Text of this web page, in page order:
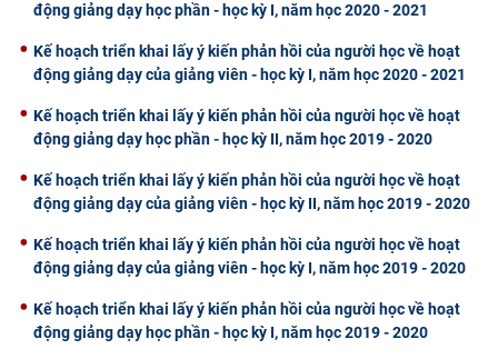
động giảng dạy học phần - học kỳ I, năm học 2020 - 2021
Kế hoạch triển khai lấy ý kiến phản hồi của người học về hoạt
động giảng dạy của giảng viên - học kỳ I, năm học 2020 - 2021
Kế hoạch triển khai lấy ý kiến phản hồi của người học về hoạt
động giảng dạy học phần - học kỳ II, năm học 2019 - 2020
Kế hoạch triển khai lấy ý kiến phản hồi của người học về hoạt
động giảng dạy của giảng viên - học kỳ II, năm học 2019 - 2020
Kế hoạch triển khai lấy ý kiến phản hồi của người học về hoạt
động giảng dạy của giảng viên - học kỳ I, năm học 2019 - 2020
Kế hoạch triển khai lấy ý kiến phản hồi của người học về hoạt
động giảng dạy học phần - học kỳ I, năm học 2019 - 2020